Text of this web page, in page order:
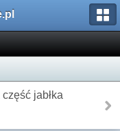
jabłka